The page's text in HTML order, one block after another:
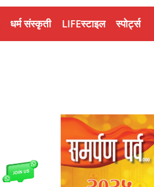
धर्म संस्कृती LIFEस्टाइल स्पोर्ट्स